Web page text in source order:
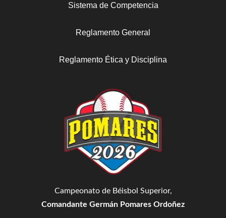
Sistema de Competencia
Reglamento General
Reglamento Ética y Disciplina
Campeonato de Béisbol Superior,
Comandante Germán Pomares Ordoñez